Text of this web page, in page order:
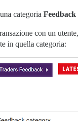
categoria
con un
in quella categoria: